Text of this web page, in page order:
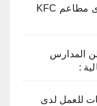
وظائف شاغرة لدى مطاعم KFC
المدارس
:
للعمل لدى